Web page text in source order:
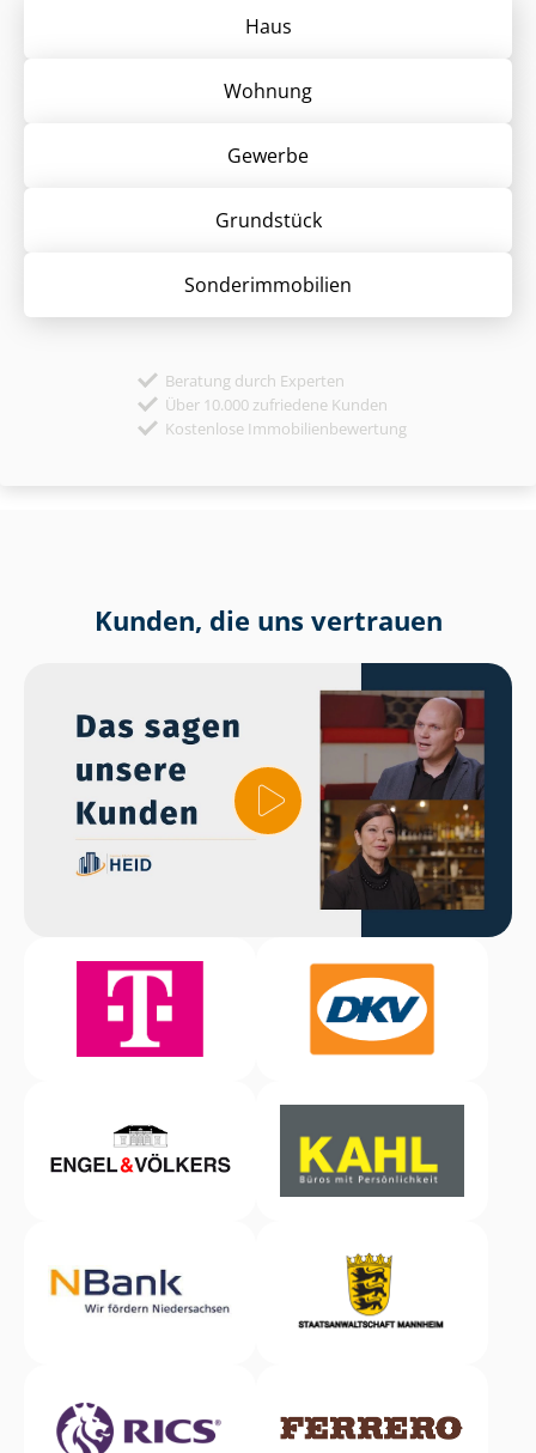
Haus
Wohnung
Gewerbe
Grund­stück
Sonder­immobilien
Beratung durch Experten
Über 10.000 zufriedene Kunden
Kostenlose Immobilienbewertung
Kunden, die uns vertrauen